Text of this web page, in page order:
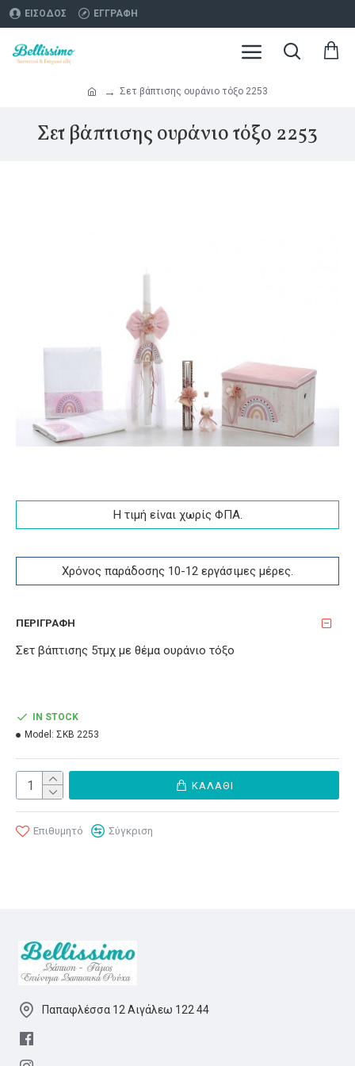
ΕΊΣΟΔΟΣ ΕΓΓΡΑΦΉ
Σετ βάπτισης ουράνιο τόξο 2253
Σετ βάπτισης ουράνιο τόξο 2253
Η τιμή είναι χωρίς ΦΠA.
Χρόνος παράδοσης 10-12 εργάσιμες μέρες.
ΠΕΡΙΓΡΑΦΉ
Σετ βάπτισης 5τμχ με θέμα ουράνιο τόξο
IN STOCK
Model: ΣΚΒ 2253
ΚΑΛΆΘΙ
Επιθυμητό Σύγκριση
Παπαφλέσσα 12 Αιγάλεω 122 44